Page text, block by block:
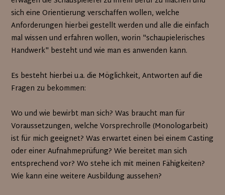
sich eine Orientierung verschaffen wollen, welche
Anforderungen hierbei gestellt werden und alle die einfach
mal wissen und erfahren wollen, worin "schaupielerisches
Handwerk" besteht und wie man es anwenden kann.
Es besteht hierbei u.a. die Möglichkeit, Antworten auf die
Fragen zu bekommen:
Wo und wie bewirbt man sich? Was braucht man für
Voraussetzungen, welche Vorsprechrolle (Monologarbeit)
ist für mich geeignet? Was erwartet einen bei einem Casting
oder einer Aufnahmeprüfung? Wie bereitet man sich
entsprechend vor? Wo stehe ich mit meinen Fähigkeiten?
Wie kann eine weitere Ausbildung aussehen?